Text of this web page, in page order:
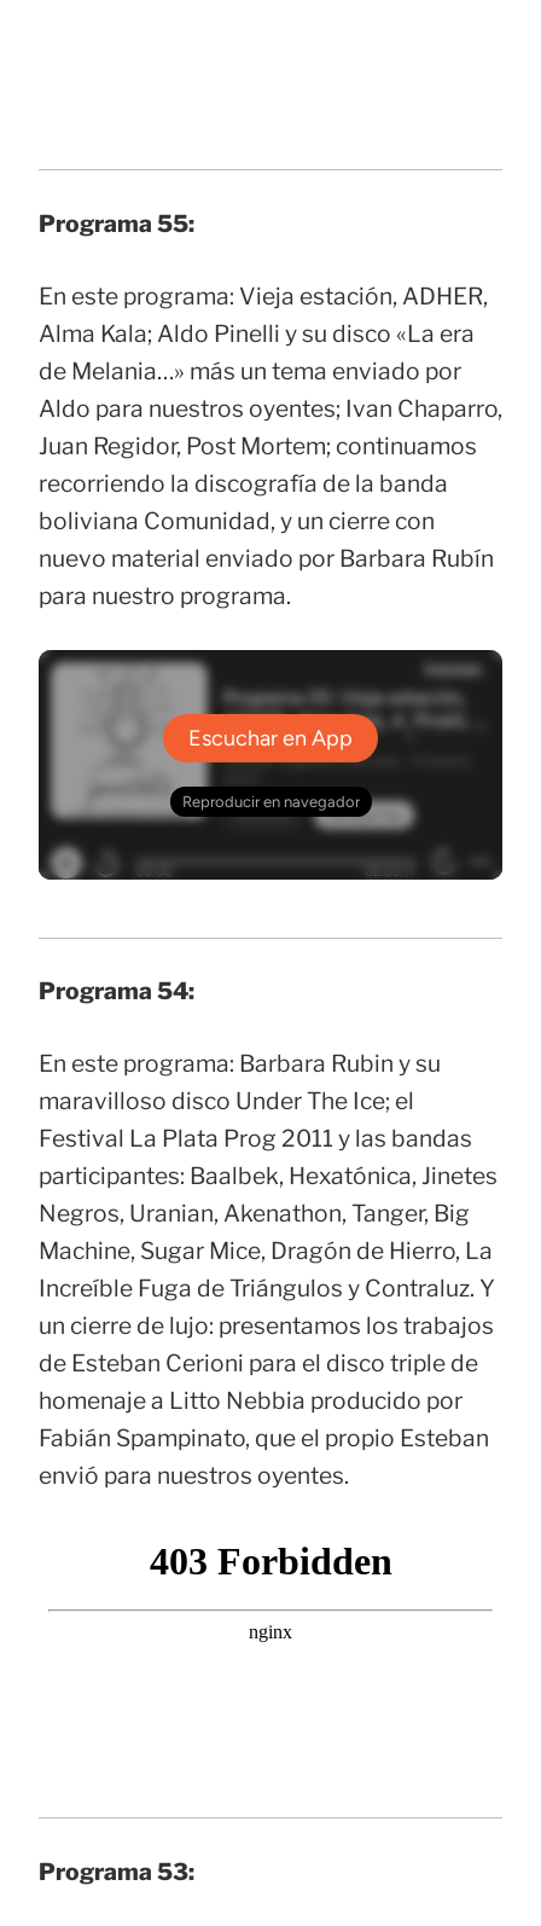
Programa 55:
En este programa: Vieja estación, ADHER,
Alma Kala; Aldo Pinelli y su disco «La era
de Melania…» más un tema enviado por
Aldo para nuestros oyentes; Ivan Chaparro,
Juan Regidor, Post Mortem; continuamos
recorriendo la discografía de la banda
boliviana Comunidad, y un cierre con
nuevo material enviado por Barbara Rubín
para nuestro programa.
Programa 54:
En este programa: Barbara Rubin y su
maravilloso disco Under The Ice; el
Festival La Plata Prog 2011 y las bandas
participantes: Baalbek, Hexatónica, Jinetes
Negros, Uranian, Akenathon, Tanger, Big
Machine, Sugar Mice, Dragón de Hierro, La
Increíble Fuga de Triángulos y Contraluz. Y
un cierre de lujo: presentamos los trabajos
de Esteban Cerioni para el disco triple de
homenaje a Litto Nebbia producido por
Fabián Spampinato, que el propio Esteban
envió para nuestros oyentes.
Programa 53: